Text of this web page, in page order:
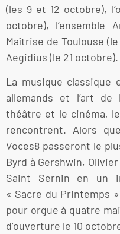
(les 9 et 12 octobre),
octobre), l’ensemble
Maîtrise de Toulouse
Aegidius (le 21 octobre).
La musique classique
allemands et l’art de
théâtre et le cinéma,
rencontrent. Alors
Voces8 passeront le
Byrd à Gershwin,
Saint Sernin en un
« Sacre du Printemps
pour orgue à quatre
d’ouverture le 10